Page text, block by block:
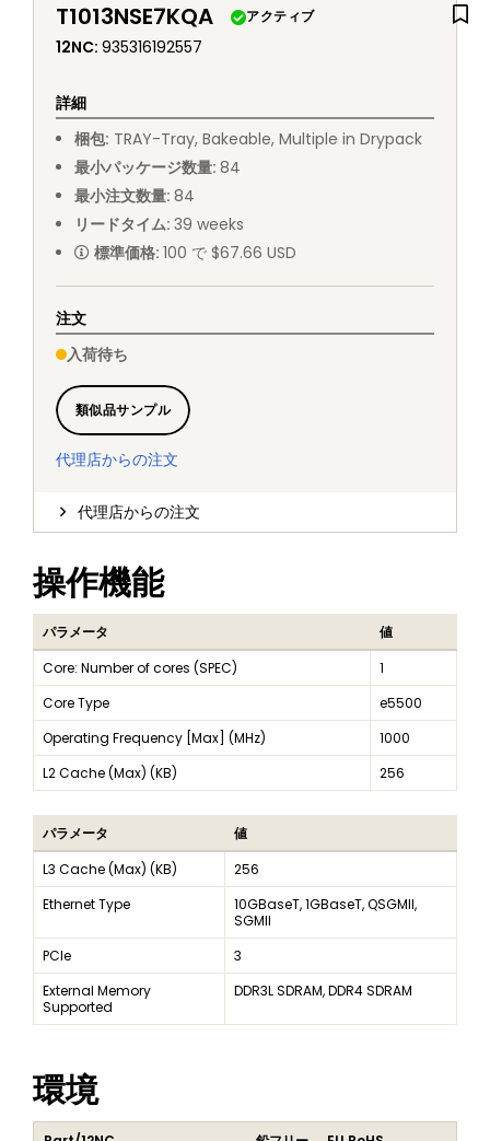
T1013NSE7KQA アクティブ
12NC: 935316192557
詳細
梱包: TRAY-Tray, Bakeable, Multiple in Drypack
最小パッケージ数量: 84
最小注文数量: 84
リードタイム: 39 weeks
標準価格: 100 で $67.66 USD
注文
入荷待ち
類似品サンプル
代理店からの注文
代理店からの注文
操作機能
パラメータ
値
Core: Number of cores (SPEC)
1
Core Type
e5500
Operating Frequency [Max] (MHz)
1000
L2 Cache (Max) (KB)
256
パラメータ
値
L3 Cache (Max) (KB)
256
Ethernet Type
10GBaseT, 1GBaseT, QSGMII,
SGMII
PCIe
3
External Memory
Supported
DDR3L SDRAM, DDR4 SDRAM
環境